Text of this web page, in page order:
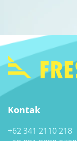
Kontak
+62 341 2110 218